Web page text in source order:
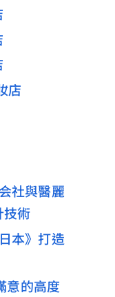
店
社與醫麗
技術
本》打造
意的高度